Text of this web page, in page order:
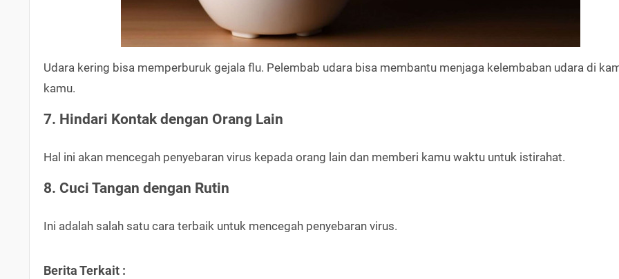
Udara kering bisa memperburuk gejala flu. Pelembab udara bisa membantu menjaga kelembaban udara di
kamu.
7. Hindari Kontak dengan Orang Lain
Hal ini akan mencegah penyebaran virus kepada orang lain dan memberi kamu waktu untuk istirahat.
8. Cuci Tangan dengan Rutin
Ini adalah salah satu cara terbaik untuk mencegah penyebaran virus.
Berita Terkait :